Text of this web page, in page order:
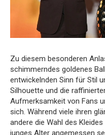
Zu diesem besonderen
schimmerndes goldenes
entwickelnden Sinn für Stil
Silhouette und die
Aufmerksamkeit von Fans
sich. Während viele ihren
andere die Wahl des
junges Alter angemessen